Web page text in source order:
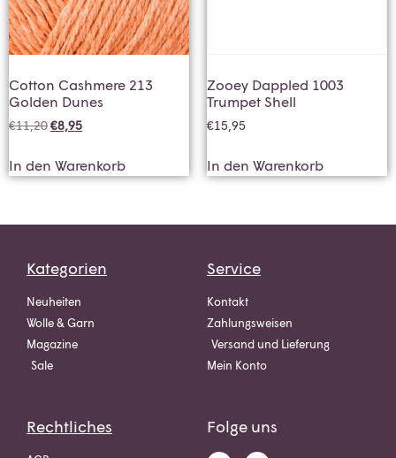
Cotton Cashmere 213
Golden Dunes
€11,20€8,95
In den Warenkorb
Zooey Dappled 1003
Trumpet Shell
€15,95
In den Warenkorb
Kategorien
Neuheiten
Wolle & Garn
Magazine
Sale
Service
Kontakt
Zahlungsweisen
Versand und Lieferung
Mein Konto
Rechtliches Folge uns